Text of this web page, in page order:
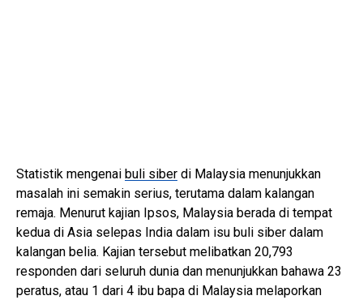
Statistik mengenai buli siber di Malaysia menunjukkan
masalah ini semakin serius, terutama dalam kalangan
remaja. Menurut kajian Ipsos, Malaysia berada di tempat
kedua di Asia selepas India dalam isu buli siber dalam
kalangan belia. Kajian tersebut melibatkan 20,793
responden dari seluruh dunia dan menunjukkan bahawa 23
peratus, atau 1 dari 4 ibu bapa di Malaysia melaporkan